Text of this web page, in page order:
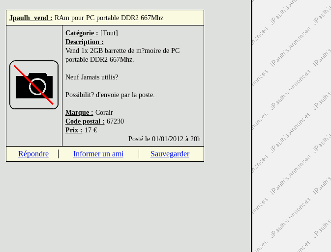
Jpaulh vend : RAm pour PC portable DDR2 667Mhz
Catégorie : [Tout]
Description :
Vend 1x 2GB barrette de m?moire de PC
portable DDR2 667Mhz.
Neuf Jamais utilis?
Possibilit? d'envoie par la poste.
Marque : Corair
Code postal : 67230
Prix : 17 €
Posté le 01/01/2012 à 20h
Répondre Informer un ami Sauvegarder